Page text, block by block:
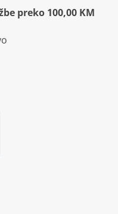
preko 100,00 KM